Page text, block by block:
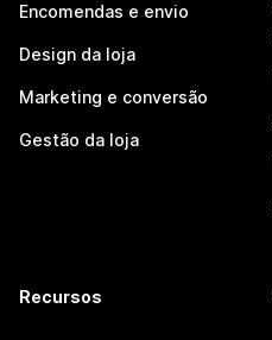
Encomendas e envio
Design da loja
Marketing e conversão
Gestão da loja
Recursos